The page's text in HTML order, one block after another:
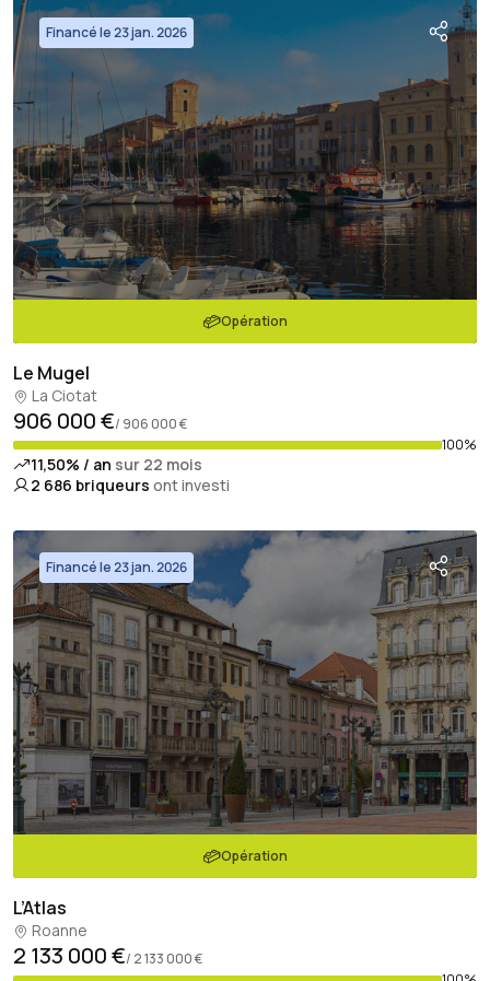
Financé le 23 jan. 2026
Opération
Le Mugel
La Ciotat
906 000 €/ 906 000 €
100%
11,50% / an sur 22 mois
2 686 briqueurs ont investi
Financé le 23 jan. 2026
Opération
L’Atlas
Roanne
2 133 000 €/ 2 133 000 €